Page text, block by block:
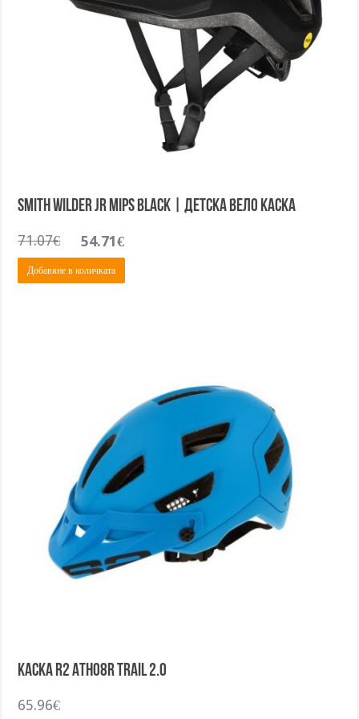
SMITH WILDER JR MIPS black | Детска вело каска
71.07€
Original
price
was:
54.71€
Добавяне в количката
Каска R2 ATH08R Trail 2.0
65.96€